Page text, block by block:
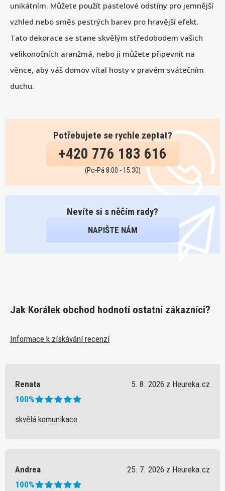
unikátním. Můžete použít pastelové odstíny pro jemnější
vzhled nebo směs pestrých barev pro hravější efekt.
Tato dekorace se stane skvělým středobodem vašich
velikonočních aranžmá, nebo ji můžete připevnit na
věnce, aby váš domov vítal hosty v pravém svátečním
duchu.
Potřebujete se rychle zeptat?
+420 776 183 616
(Po-Pá 8:00 - 15:30)
Nevíte si s něčím rady?
NAPIŠTE NÁM
Jak Korálek obchod hodnotí ostatní zákazníci?
Informace k získávání recenzí
Renata
5. 8. 2026 z Heureka.cz
100%
skvělá komunikace
Andrea
25. 7. 2026 z Heureka.cz
100%